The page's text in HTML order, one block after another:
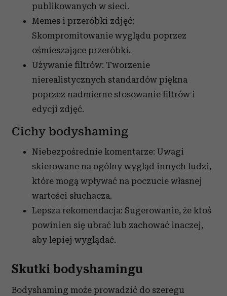
publikowanych w sieci.
Memes i przeróbki zdjęć:
Skompromitowanie wyglądu poprzez
ośmieszające przeróbki.
Używanie filtrów: Tworzenie
nierealistycznych standardów piękna
poprzez nadmierne stosowanie filtrów i
edycji zdjęć.
Cichy bodyshaming
Niebezpośrednie komentarze: Uwagi
skierowane na ogólny wygląd innych ludzi,
które mogą wpływać na poczucie własnej
wartości słuchacza.
Lepsza rekomendacja: Sugerowanie, że ktoś
powinien się ubrać lub zachować inaczej,
aby lepiej wyglądać.
Skutki bodyshamingu
Bodyshaming może prowadzić do szeregu